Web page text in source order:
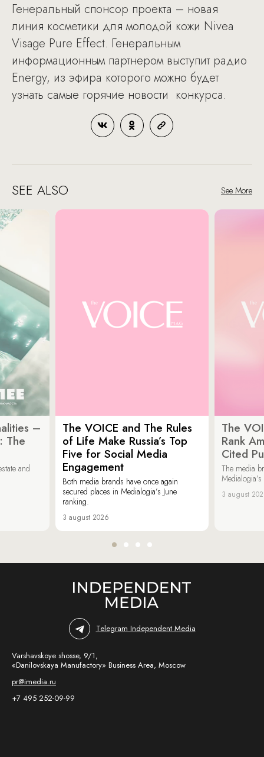
Генеральный спонсор проекта – новая
линия косметики для молодой кожи Nivea
Visage Pure Effect. Генеральным
информационным партнером выступит радио
Energy, из эфира которого можно будет
узнать самые горячие новости конкурса.
SEE ALSO See More
–
The
and
The VOICE and The Rules
of Life Make Russia’s Top
Five for Social Media
Engagement
Both media brands have once again
secured places in Medialogia’s June
ranking.
3 august 2026
The
Rank
Cited
The media
3 august
Telegram Independent Media
Varshavskoye shosse, 9/1,
«Danilovskaya Manufactory» Business Area, Moscow
pr@imedia.ru
+7 495 252-09-99